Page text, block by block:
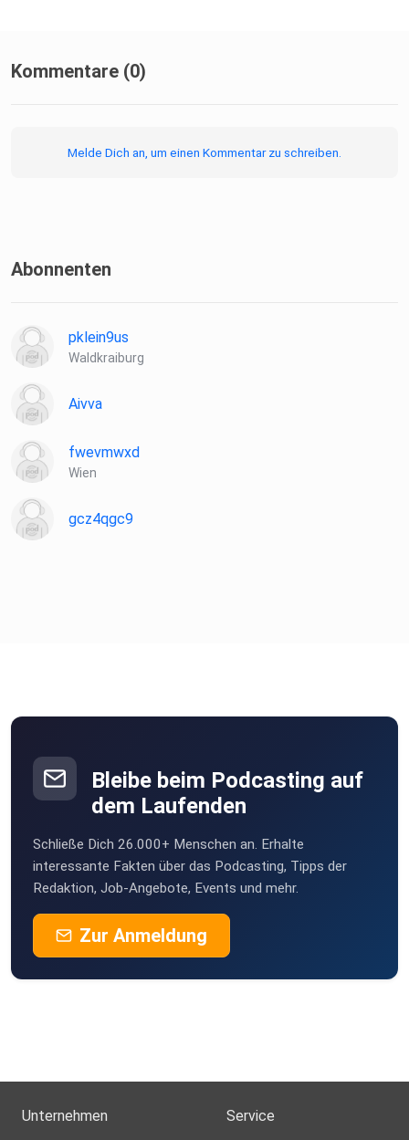
Kommentare (0)
Melde Dich an, um einen Kommentar zu schreiben.
Abonnenten
pklein9us
Waldkraiburg
Aivva
fwevmwxd
Wien
gcz4qgc9
Bleibe beim Podcasting auf
dem Laufenden
Schließe Dich 26.000+ Menschen an. Erhalte
interessante Fakten über das Podcasting, Tipps der
Redaktion, Job-Angebote, Events und mehr.
Zur Anmeldung
Unternehmen Service